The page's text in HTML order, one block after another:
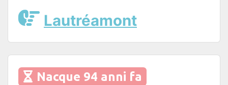
Lautréamont
Nacque 94 anni fa